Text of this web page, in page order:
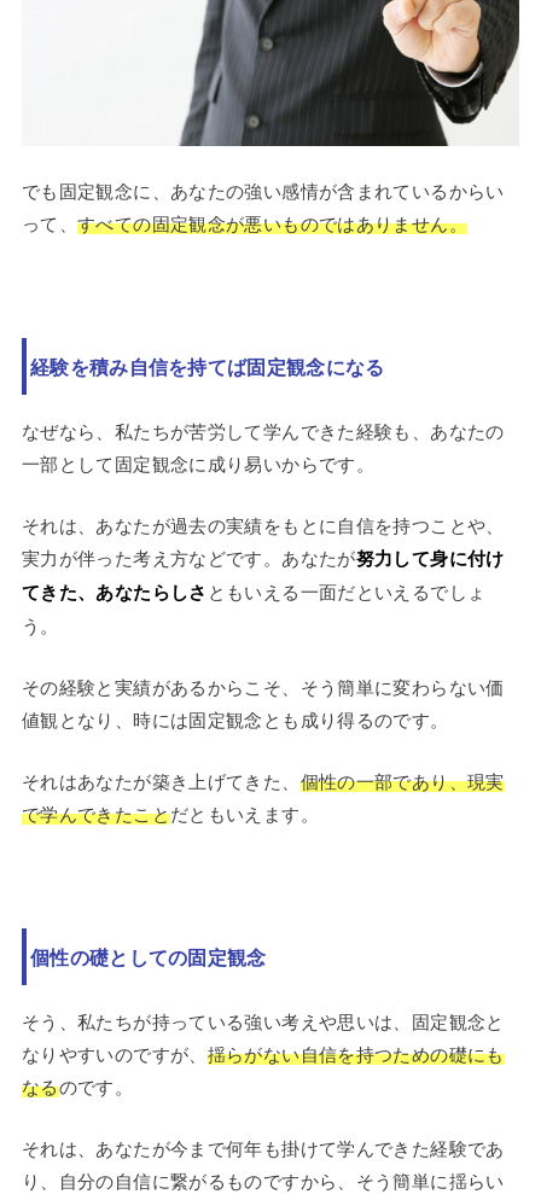
でも固定観念に、あなたの強い感情が含まれているからい
って、すべての固定観念が悪いものではありません。
経験を積み自信を持てば固定観念になる
なぜなら、私たちが苦労して学んできた経験も、あなたの
一部として固定観念に成り易いからです。
それは、あなたが過去の実績をもとに自信を持つことや、
実力が伴った考え方などです。あなたが努力して身に付け
てきた、あなたらしさ ともいえる一面だといえるでしょ
う。
その経験と実績があるからこそ、そう簡単に変わらない価
値観となり、時には固定観念とも成り得るのです。
それはあなたが築き上げてきた、 個性の一部であり、現実
で学んできたことだともいえます。
個性の礎としての固定観念
そう、私たちが持っている強い考えや思いは、固定観念と
なりやすいのですが、 揺らがない自信を持つための礎にも
なるのです。
それは、あなたが今まで何年も掛けて学んできた経験であ
り、自分の自信に繋がるものですから、そう簡単に揺らい